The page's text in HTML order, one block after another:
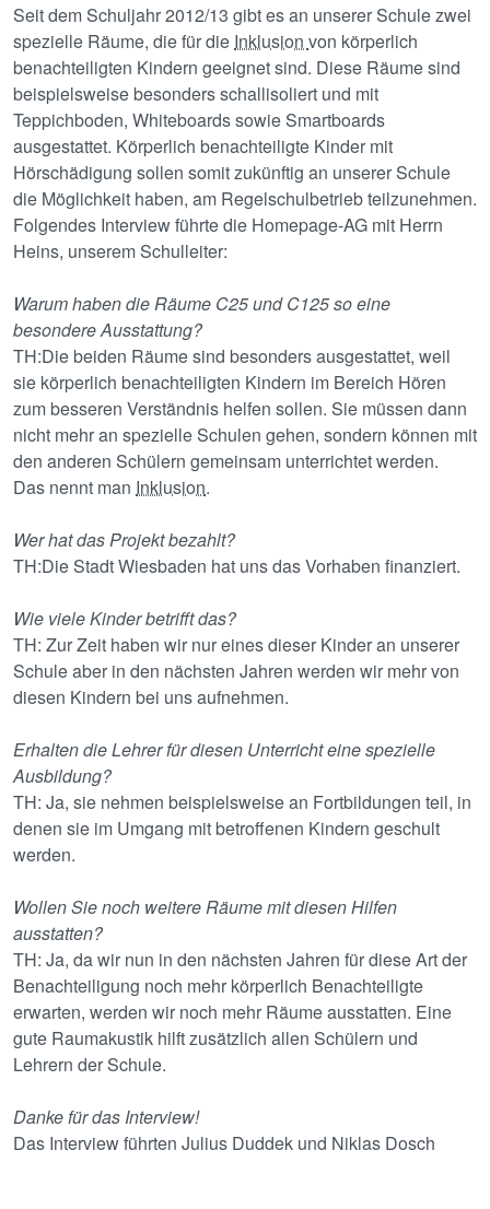
Seit dem Schuljahr 2012/13 gibt es an unserer Schule zwei
spezielle Räume, die für die Inklusion von körperlich
benachteiligten Kindern geeignet sind. Diese Räume sind
beispielsweise besonders schallisoliert und mit
Teppichboden, Whiteboards sowie Smartboards
ausgestattet. Körperlich benachteiligte Kinder mit
Hörschädigung sollen somit zukünftig an unserer Schule
die Möglichkeit haben, am Regelschulbetrieb teilzunehmen.
Folgendes Interview führte die Homepage-AG mit Herrn
Heins, unserem Schulleiter:
Warum haben die Räume C25 und C125 so eine
besondere Ausstattung?
TH:Die beiden Räume sind besonders ausgestattet, weil
sie körperlich benachteiligten Kindern im Bereich Hören
zum besseren Verständnis helfen sollen. Sie müssen dann
nicht mehr an spezielle Schulen gehen, sondern können mit
den anderen Schülern gemeinsam unterrichtet werden.
Das nennt man Inklusion.
Wer hat das Projekt bezahlt?
TH:Die Stadt Wiesbaden hat uns das Vorhaben finanziert.
Wie viele Kinder betrifft das?
TH: Zur Zeit haben wir nur eines dieser Kinder an unserer
Schule aber in den nächsten Jahren werden wir mehr von
diesen Kindern bei uns aufnehmen.
Erhalten die Lehrer für diesen Unterricht eine spezielle
Ausbildung?
TH: Ja, sie nehmen beispielsweise an Fortbildungen teil, in
denen sie im Umgang mit betroffenen Kindern geschult
werden.
Wollen Sie noch weitere Räume mit diesen Hilfen
ausstatten?
TH: Ja, da wir nun in den nächsten Jahren für diese Art der
Benachteiligung noch mehr körperlich Benachteiligte
erwarten, werden wir noch mehr Räume ausstatten. Eine
gute Raumakustik hilft zusätzlich allen Schülern und
Lehrern der Schule.
Danke für das Interview!
Das Interview führten Julius Duddek und Niklas Dosch